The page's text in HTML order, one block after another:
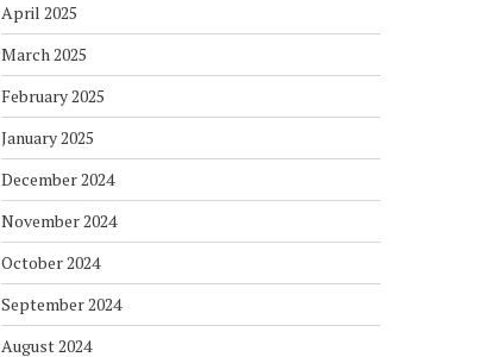
April 2025
March 2025
February 2025
January 2025
December 2024
November 2024
October 2024
September 2024
August 2024